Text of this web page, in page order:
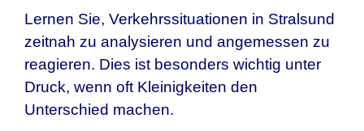
Lernen Sie, Verkehrssituationen in Stralsund
zeitnah zu analysieren und angemessen zu
reagieren. Dies ist besonders wichtig unter
Druck, wenn oft Kleinigkeiten den
Unterschied machen.